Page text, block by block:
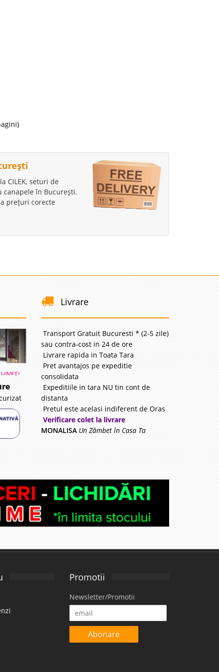
Lei
Lei
Lei
Lei
CILEK, seturi de
în București.
prețuri corecte
Livrare
Transport Gratuit Bucuresti * (2-5 zile)
sau contra-cost in 24 de ore
Livrare rapida in Toata Tara
Pret avantajos pe expeditie
consolidata
Expeditiile in tara NU tin cont de
distanta
Pretul este acelasi indiferent de Oras
Verificare colet la livrare
MONALISA Un Zâmbet în Casa Ta
Promotii
Newsletter/Promotii
Abonare